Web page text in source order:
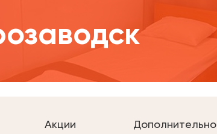
Акции Дополнительно